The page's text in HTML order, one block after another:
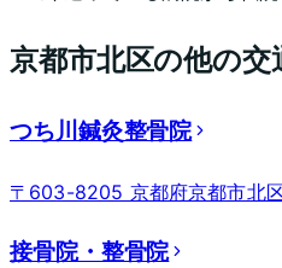
京都市北区の他の交
つち川鍼灸整骨院
〒603-8205 京都府京都市北
接骨院・整骨院